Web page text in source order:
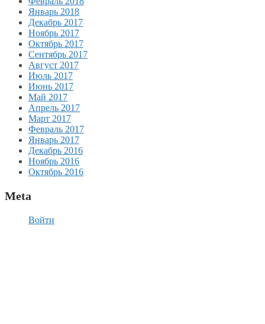
Январь 2018
Декабрь 2017
Ноябрь 2017
Октябрь 2017
Сентябрь 2017
Август 2017
Июль 2017
Июнь 2017
Май 2017
Апрель 2017
Март 2017
Февраль 2017
Январь 2017
Декабрь 2016
Ноябрь 2016
Октябрь 2016
Meta
Войти